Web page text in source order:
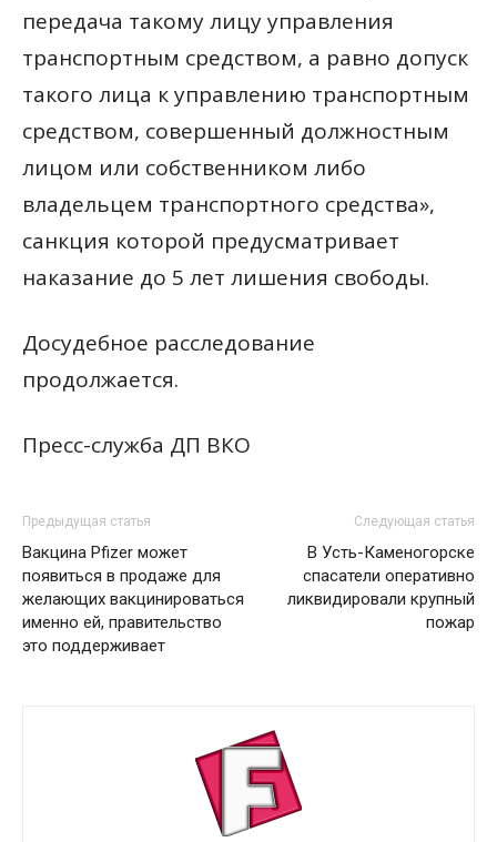
передача такому лицу управления
транспортным средством, а равно допуск
такого лица к управлению транспортным
средством, совершенный должностным
лицом или собственником либо
владельцем транспортного средства»,
санкция которой предусматривает
наказание до 5 лет лишения свободы.
Досудебное расследование
продолжается.
Пресс-служба ДП ВКО
Предыдущая статья
Вакцина Pfizer может
появиться в продаже для
желающих вакцинироваться
именно ей, правительство
это поддерживает
Следующая статья
В Усть-Каменогорске
спасатели оперативно
ликвидировали крупный
пожар